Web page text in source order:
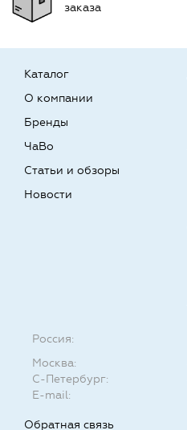
заказа
Каталог
О компании
Бренды
ЧаВо
Статьи и обзоры
Новости
Россия:
Москва:
С-Петербург:
E-mail:
Обратная связь